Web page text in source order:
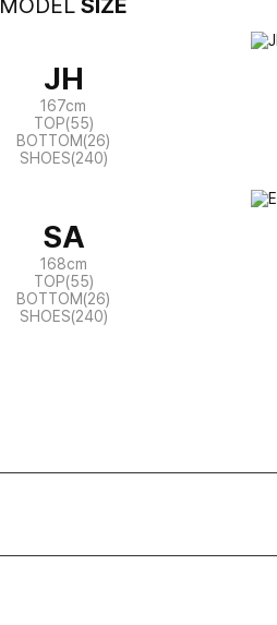
MODEL SIZE
JH
167cm
TOP(55)
BOTTOM(26)
SHOES(240)
SA
168cm
TOP(55)
BOTTOM(26)
SHOES(240)